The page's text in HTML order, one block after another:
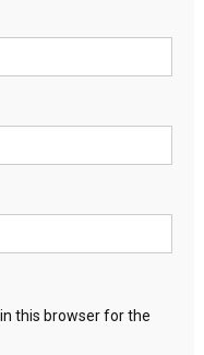
this browser for the